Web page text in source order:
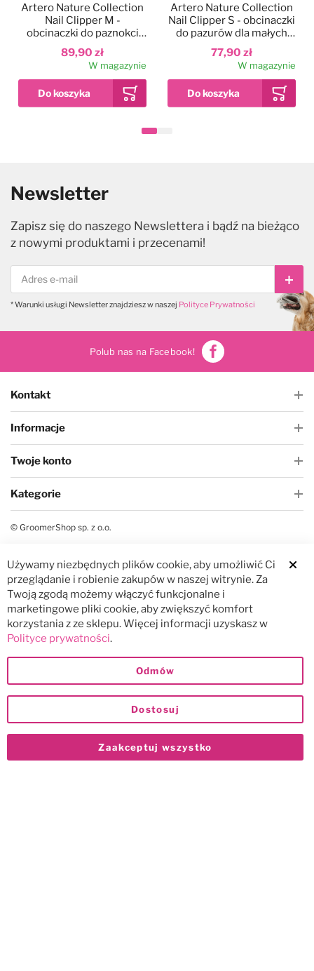
89,90 zł
Artero Nature Collection
Nail Clipper M -
obcinaczki do paznokci
dla średnich i dużych
psów i kotów
W magazynie
77,90 zł
Artero Nature Collection
Nail Clipper S - obcinaczki
do pazurów dla małych
psów i kotów
W magazynie
Newsletter
Zapisz się do naszego Newslettera i bądź na bieżąco
z nowymi produktami i przecenami!
* Warunki usługi Newsletter znajdziesz w naszej Polityce Prywatności
Polub nas na Facebook!
Kontakt
Informacje
Twoje konto
Kategorie
© GroomerShop sp. z o.o.
Używamy niezbędnych plików cookie, aby umożliwić Ci
przeglądanie i robienie zakupów w naszej witrynie. Za
Twoją zgodą możemy włączyć funkcjonalne i
marketingowe pliki cookie, aby zwiększyć komfort
korzystania z ze sklepu. Więcej informacji uzyskasz w
Polityce prywatności.
Zaakceptuj wszystko
Dostosuj
Odmów